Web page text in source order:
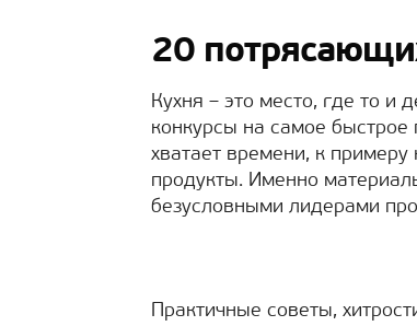
20
Кухня – это место, где то и
конкурсы на самое
хватает времени, к примеру
продукты. Именно
безусловными лидерами
Практичные советы,